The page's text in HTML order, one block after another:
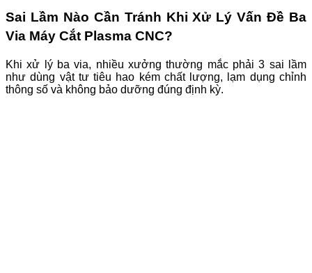
Sai Lầm Nào Cần Tránh Khi Xử Lý Vấn Đề Ba
Via Máy Cắt Plasma CNC?
Khi xử lý ba via, nhiều xưởng thường mắc phải 3 sai lầm
như dùng vật tư tiêu hao kém chất lượng, lạm dụng chỉnh
thông số và không bảo dưỡng đúng định kỳ.